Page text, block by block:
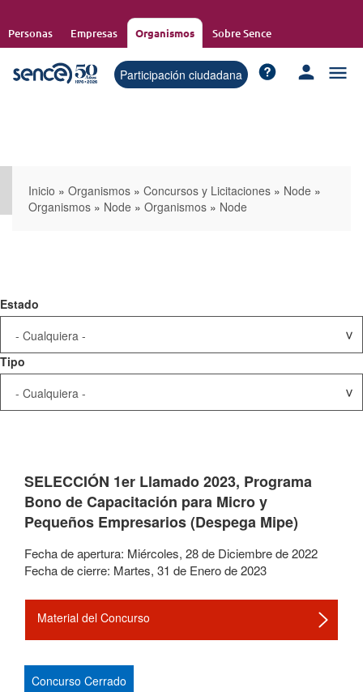
contenido
Personas Empresas Organismos Sobre Sence
Participación ciudadana
Inicio » Organismos » Concursos y Licitaciones » Node »
Organismos » Node » Organismos » Node
Estado
Tipo
SELECCIÓN 1er Llamado 2023, Programa
Bono de Capacitación para Micro y
Pequeños Empresarios (Despega Mipe)
Fecha de apertura: Miércoles, 28de Diciembrede2022
Fecha de cierre: Martes, 31 de Enerode2023
Material del Concurso
Concurso Cerrado